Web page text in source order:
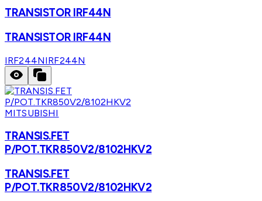
TRANSISTOR IRF44N
TRANSISTOR IRF44N
IRF244NIRF244N
MITSUBISHI
TRANSIS.FET
P/POT.TKR850V2/8102HKV2
TRANSIS.FET
P/POT.TKR850V2/8102HKV2